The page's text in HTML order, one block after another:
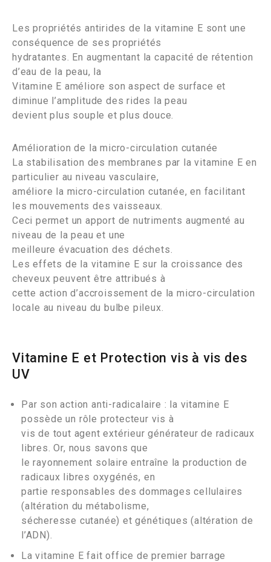
Les propriétés antirides de la vitamine E sont une
conséquence de ses propriétés
hydratantes. En augmentant la capacité de rétention
d’eau de la peau, la
Vitamine E améliore son aspect de surface et
diminue l’amplitude des rides la peau
devient plus souple et plus douce.
Amélioration de la micro-circulation cutanée
La stabilisation des membranes par la vitamine E en
particulier au niveau vasculaire,
améliore la micro-circulation cutanée, en facilitant
les mouvements des vaisseaux.
Ceci permet un apport de nutriments augmenté au
niveau de la peau et une
meilleure évacuation des déchets.
Les effets de la vitamine E sur la croissance des
cheveux peuvent être attribués à
cette action d’accroissement de la micro-circulation
locale au niveau du bulbe pileux.
Vitamine E et Protection vis à vis des
UV
Par son action anti-radicalaire : la vitamine E
possède un rôle protecteur vis à
vis de tout agent extérieur générateur de radicaux
libres. Or, nous savons que
le rayonnement solaire entraîne la production de
radicaux libres oxygénés, en
partie responsables des dommages cellulaires
(altération du métabolisme,
sécheresse cutanée) et génétiques (altération de
l’ADN).
La vitamine E fait office de premier barrage